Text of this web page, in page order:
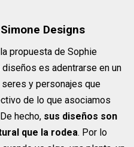
Designs
propuesta de Sophie
es adentrarse en un
y personajes que
de lo que asociamos
hecho, sus diseños son
que la rodea. Por lo